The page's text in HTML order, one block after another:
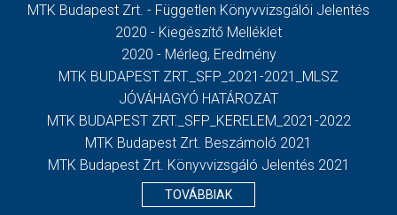
MTK Budapest Zrt. - Független Könyvvizsgálói Jelentés
2020 - Kiegészítő Melléklet
2020 - Mérleg, Eredmény
MTK BUDAPEST ZRT._SFP_2021-2021_MLSZ
JÓVÁHAGYÓ HATÁROZAT
MTK BUDAPEST ZRT._SFP_KERELEM_2021-2022
MTK Budapest Zrt. Beszámoló 2021
MTK Budapest Zrt. Könyvvizsgáló Jelentés 2021
TOVÁBBIAK